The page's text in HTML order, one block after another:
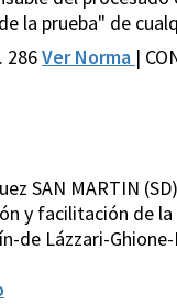
la prueba" de
286Ver Norma |
SAN MARTIN (SD)
y facilitación de
de Lázzari-